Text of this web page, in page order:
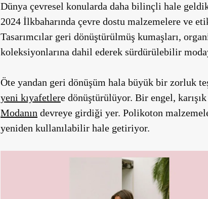
Dünya çevresel konularda daha bilinçli hale
2024 İlkbaharında çevre dostu malzemelere ve
Tasarımcılar geri dönüştürülmüş kumaşları,
koleksiyonlarına dahil ederek sürdürülebilir
Öte yandan geri dönüşüm hala büyük bir zorluk
yeni kıyafetlere dönüştürülüyor. Bir engel,
Modanın devreye girdiği yer. Polikoton
yeniden kullanılabilir hale getiriyor.